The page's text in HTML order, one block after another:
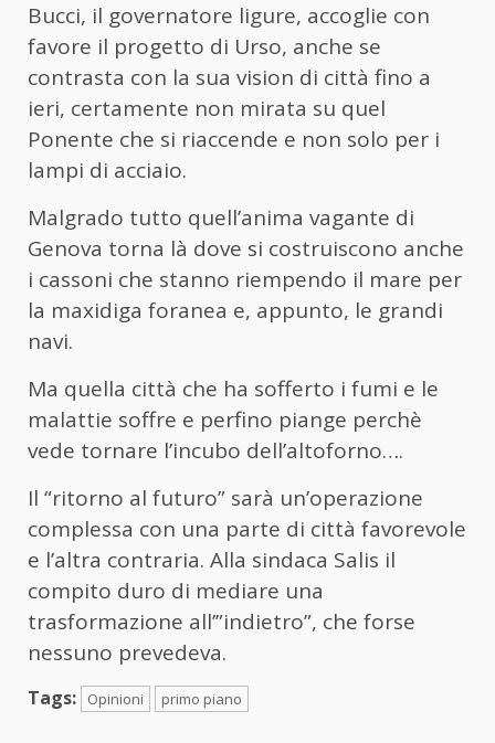
Bucci, il governatore ligure, accoglie con
favore il progetto di Urso, anche se
contrasta con la sua vision di città fino a
ieri, certamente non mirata su quel
Ponente che si riaccende e non solo per i
lampi di acciaio.
Malgrado tutto quell’anima vagante di
Genova torna là dove si costruiscono anche
i cassoni che stanno riempendo il mare per
la maxidiga foranea e, appunto, le grandi
navi.
Ma quella città che ha sofferto i fumi e le
malattie soffre e perfino piange perchè
vede tornare l’incubo dell’altoforno….
Il “ritorno al futuro” sarà un’operazione
complessa con una parte di città favorevole
e l’altra contraria. Alla sindaca Salis il
compito duro di mediare una
trasformazione all’”indietro”, che forse
nessuno prevedeva.
Tags: Opinioni primo piano